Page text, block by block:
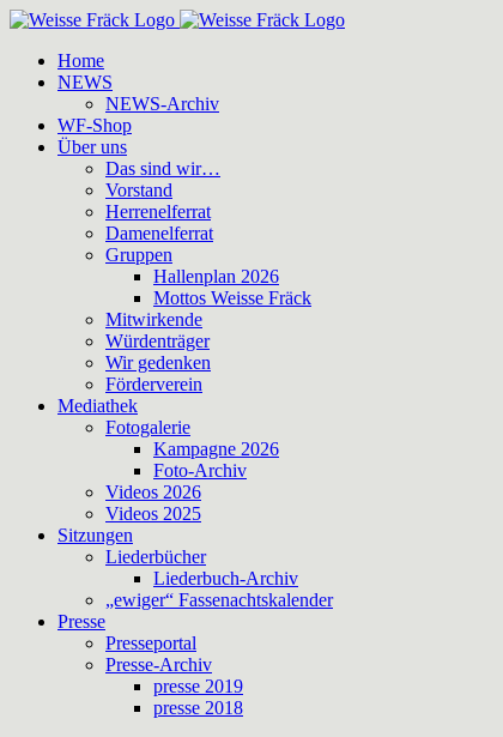
Zum
springenHome
NEWS
NEWS-Archiv
WF-Shop
Über uns
Das sind wir…
Vorstand
Herrenelferrat
Damenelferrat
Gruppen
Hallenplan 2026
Mottos Weisse Fräck
Mitwirkende
Würdenträger
Wir gedenken
Förderverein
Mediathek
Fotogalerie
Kampagne 2026
Foto-Archiv
Videos 2026
Videos 2025
Sitzungen
Liederbücher
Liederbuch-Archiv
„ewiger“ Fassenachtskalender
Presse
Presseportal
Presse-Archiv
presse 2019
presse 2018